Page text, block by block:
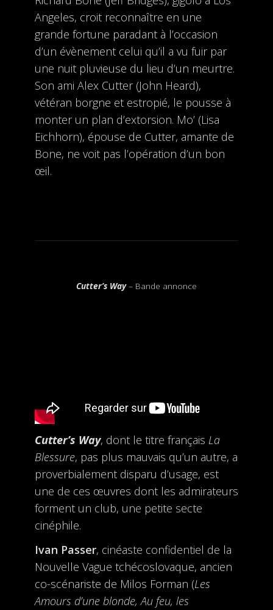
Angeles, croit reconnaître en une
grande fortune paradant à l’occasion
d’un évènement celui qu’il a vu fuir par
une nuit pluvieuse du lieu d’un meurtre.
Son ami Alex Cutter (John Heard),
vétéran borgne et estropié, le pousse à
monter un plan d’extorsion. Mo’ (Lisa
Eichhorn), épouse de Cutter, amante de
Bone, ne voit pas l’opération d’un bon
œil.
Cutter’s Way– Bande annonce
Cutter’s Way, dont le titre français La
Blessure, pas plus mauvais qu’un autre, a
proverbialement disparu d’usage, est
une de ces œuvres dont les admirateurs
forment un club, une petite secte
cinéphile.
Ivan Passer, cinéaste confidentiel de la
Nouvelle Vague tchécoslovaque, ancien
co-scénariste de Milos Forman (Les
Amours d’une blonde, Au feu, les